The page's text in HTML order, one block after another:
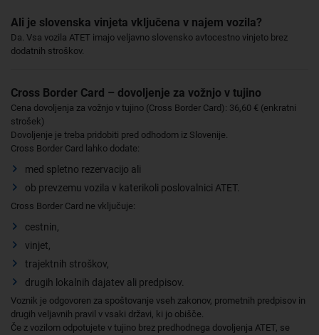
Ali je slovenska vinjeta vključena v najem vozila?
Da. Vsa vozila ATET imajo veljavno slovensko avtocestno vinjeto brez
dodatnih stroškov.
Cross Border Card – dovoljenje za vožnjo v tujino
Cena dovoljenja za vožnjo v tujino (Cross Border Card): 36,60 € (enkratni
strošek)
Dovoljenje je treba pridobiti pred odhodom iz Slovenije.
Cross Border Card lahko dodate:
med spletno rezervacijo ali
ob prevzemu vozila v katerikoli poslovalnici ATET.
Cross Border Card ne vključuje:
cestnin,
vinjet,
trajektnih stroškov,
drugih lokalnih dajatev ali predpisov.
Voznik je odgovoren za spoštovanje vseh zakonov, prometnih predpisov in
drugih veljavnih pravil v vsaki državi, ki jo obišče.
Če z vozilom odpotujete v tujino brez predhodnega dovoljenja ATET, se